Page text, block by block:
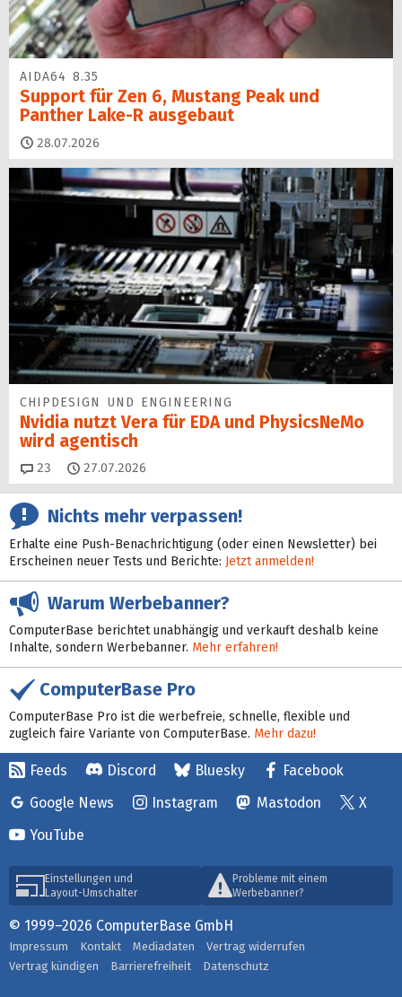
AIDA64 8.35
Support für Zen 6, Mustang Peak und
Panther Lake-R ausgebaut
28.07.2026
CHIPDESIGN UND ENGINEERING
Nvidia nutzt Vera für EDA und PhysicsNeMo
wird agentisch
23 Kommentare
27.07.2026
Nichts mehr verpassen!
Erhalte eine Push-Benachrichtigung (oder einen Newsletter) bei
Erscheinen neuer Tests und Berichte: Jetzt anmelden!
Warum Werbebanner?
ComputerBase berichtet unabhängig und verkauft deshalb keine
Inhalte, sondern Werbebanner. Mehr erfahren!
ComputerBase Pro
ComputerBase Pro ist die werbefreie, schnelle, flexible und
zugleich faire Variante von ComputerBase. Mehr dazu!
Feeds Discord Bluesky
Facebook
Google News
Instagram Mastodon
X
YouTube
Einstellungen und
Layout-Umschalter
Probleme mit einem
Werbebanner?
© 1999–2026 ComputerBase GmbH
Impressum Kontakt Mediadaten
Vertrag widerrufen
Vertrag kündigen
Barrierefreiheit Datenschutz